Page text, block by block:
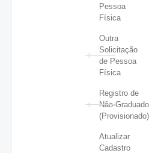
Pessoa
Física
Outra
Solicitação
de Pessoa
Física
Registro de
Não-Graduado
(Provisionado)
Atualizar
Cadastro